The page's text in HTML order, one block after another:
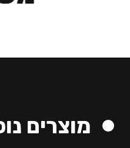
מוצרים